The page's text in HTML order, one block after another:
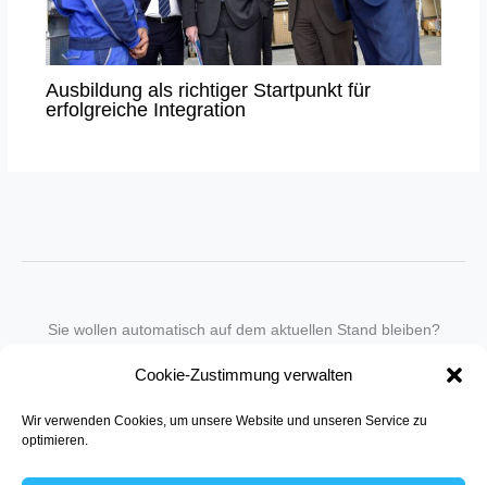
Cookie-Zustimmung verwalten
Wir verwenden Cookies, um unsere Website und unseren Service zu
optimieren.
Ausbildung als richtiger Startpunkt für
erfolgreiche Integration
Sie wollen automatisch auf dem aktuellen Stand bleiben?
in unseren Newsletter-Service auf.
Senden Sie für ein Angebot einfach eine